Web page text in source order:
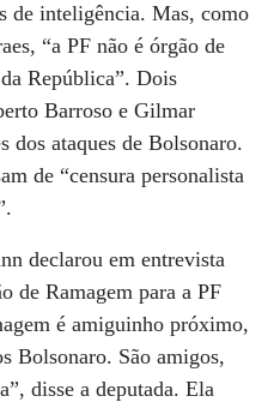
de inteligência. Mas, como
“a PF não é órgão de
República”. Dois
Barroso e Gilmar
dos ataques de Bolsonaro.
de “censura personalista
declarou em entrevista
de Ramagem para a PF
é amiguinho próximo,
Bolsonaro. São amigos,
disse a deputada. Ela